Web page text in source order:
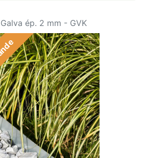
ép. 2 mm - GVK